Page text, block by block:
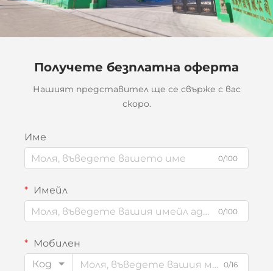
Получете безплатна оферта
Нашият представител ще се свърже с вас
скоро.
Име
0/100
Имейл
0/100
Мобилен
Код
0/16